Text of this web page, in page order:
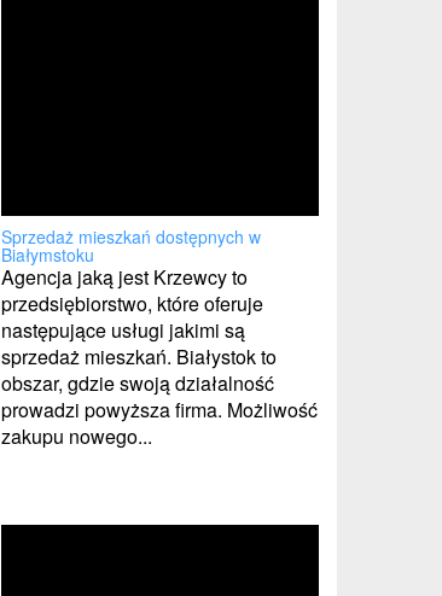
Sprzedaż mieszkań dostępnych w
Białymstoku
Agencja jaką jest Krzewcy to
przedsiębiorstwo, które oferuje
następujące usługi jakimi są
sprzedaż mieszkań. Białystok to
obszar, gdzie swoją działalność
prowadzi powyższa firma. Możliwość
zakupu nowego...